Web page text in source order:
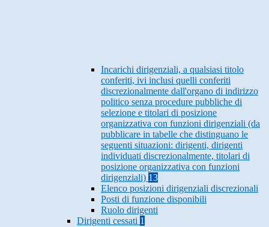
Incarichi dirigenziali, a qualsiasi titolo
conferiti, ivi inclusi quelli conferiti
discrezionalmente dall'organo di indirizzo
politico senza procedure pubbliche di
selezione e titolari di posizione
organizzativa con funzioni dirigenziali (da
pubblicare in tabelle che distinguano le
seguenti situazioni: dirigenti, dirigenti
individuati discrezionalmente, titolari di
posizione organizzativa con funzioni
dirigenziali) 13
Elenco posizioni dirigenziali discrezionali
Posti di funzione disponibili
Ruolo dirigenti
Dirigenti cessati 1